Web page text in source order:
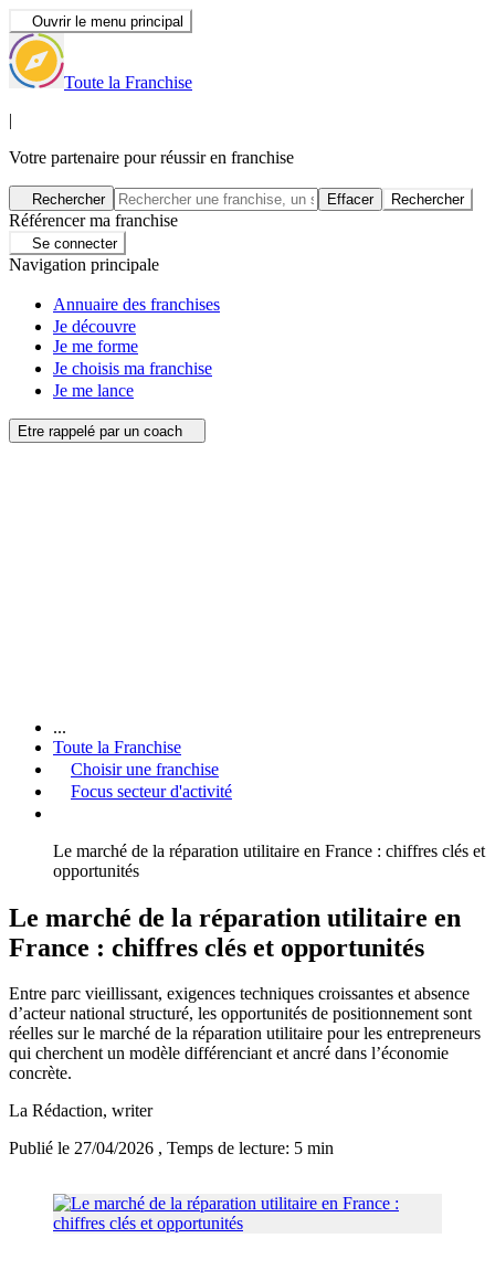
Ouvrir le menu principal
Toute la Franchise
|
Votre partenaire pour réussir en franchise
Rechercher Effacer Rechercher
Référencer ma franchise
Se connecter
Navigation principale
Annuaire des franchises
Je découvre
Je me forme
Je choisis ma franchise
Je me lance
Etre rappelé par un coach
...
Toute la Franchise
Choisir une franchise
Focus secteur d'activité
Le marché de la réparation utilitaire en France : chiffres clés et
opportunités
Le marché de la réparation utilitaire en
France : chiffres clés et opportunités
Entre parc vieillissant, exigences techniques croissantes et absence
d’acteur national structuré, les opportunités de positionnement sont
réelles sur le marché de la réparation utilitaire pour les entrepreneurs
qui cherchent un modèle différenciant et ancré dans l’économie
concrète.
La Rédaction, writer
Publié le 27/04/2026 , Temps de lecture: 5 min